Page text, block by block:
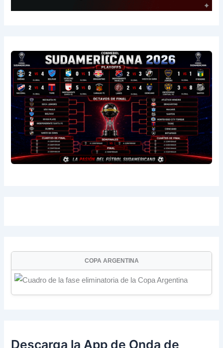
COPA ARGENTINA
Descarga la App de Onda de